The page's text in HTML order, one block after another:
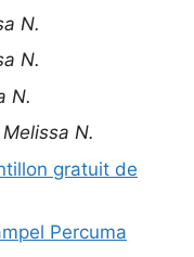
N.
N.
N.
Melissa N.
gratuit de
Percuma